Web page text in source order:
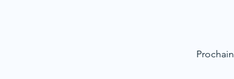
Prochain